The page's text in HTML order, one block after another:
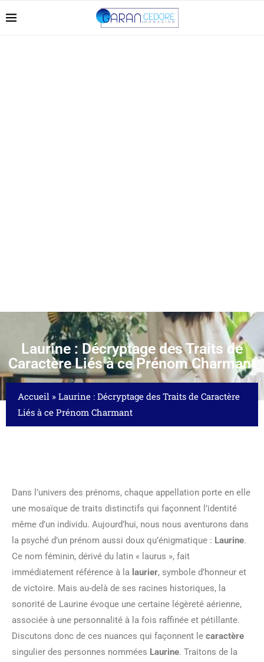
Laurine : Décryptage des Traits de
Caractère Liés à ce Prénom Charmant
Accueil » Laurine : Décryptage des Traits de Caractère
Liés à ce Prénom Charmant
Dans l’univers des prénoms, chaque appellation porte en elle
une mosaïque de traits distinctifs qui façonnent l’identité
même d’un individu. Aujourd’hui, nous nous aventurons dans
la psyché d’un prénom aussi doux qu’énigmatique : Laurine.
Ce nom féminin, dérivé du latin « laurus », fait
immédiatement référence à la laurier, symbole d’honneur et
de victoire. Mais au-delà de ses racines historiques, la
sonorité de Laurine évoque une certaine légèreté aérienne,
associée à une personnalité à la fois raffinée et pétillante.
Discutons donc de ces nuances qui façonnent le caractère
singulier des personnes nommées Laurine. Traitons de la